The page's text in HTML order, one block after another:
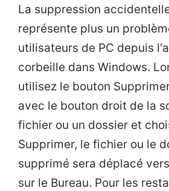
La suppression
représente plus un
utilisateurs de PC depuis
corbeille dans Windows.
utilisez le bouton
avec le bouton droit de la
fichier ou un dossier et
Supprimer, le fichier ou le
supprimé sera déplacé
sur le Bureau. Pour les